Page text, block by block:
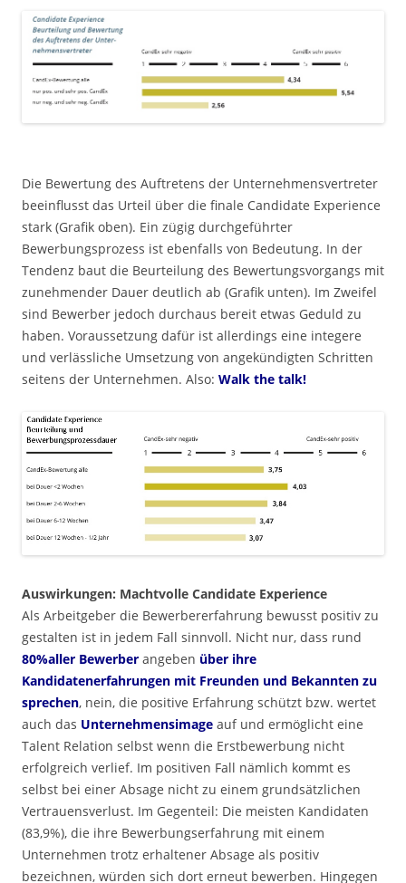
Die Bewertung des Auftretens der Unternehmensvertreter
beeinflusst das Urteil über die finale Candidate Experience
stark (Grafik oben). Ein zügig durchgeführter
Bewerbungsprozess ist ebenfalls von Bedeutung. In der
Tendenz baut die Beurteilung des Bewertungsvorgangs mit
zunehmender Dauer deutlich ab (Grafik unten). Im Zweifel
sind Bewerber jedoch durchaus bereit etwas Geduld zu
haben. Voraussetzung dafür ist allerdings eine integere
und verlässliche Umsetzung von angekündigten Schritten
seitens der Unternehmen. Also: Walk the talk!
Auswirkungen: Machtvolle Candidate Experience
Als Arbeitgeber die Bewerbererfahrung bewusst positiv zu
gestalten ist in jedem Fall sinnvoll. Nicht nur, dass rund
80%aller Bewerber angeben über ihre
Kandidatenerfahrungen mit Freunden und Bekannten zu
sprechen, nein, die positive Erfahrung schützt bzw. wertet
auch das Unternehmensimage auf und ermöglicht eine
Talent Relation selbst wenn die Erstbewerbung nicht
erfolgreich verlief. Im positiven Fall nämlich kommt es
selbst bei einer Absage nicht zu einem grundsätzlichen
Vertrauensverlust. Im Gegenteil: Die meisten Kandidaten
(83,9%), die ihre Bewerbungserfahrung mit einem
Unternehmen trotz erhaltener Absage als positiv
bezeichnen, würden sich dort erneut bewerben. Hingegen